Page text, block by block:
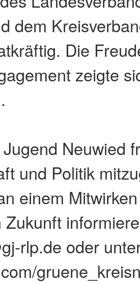
dem
Die
zeigte
Neuwied
und Politik
einem
Zukunft
rlp.de oder